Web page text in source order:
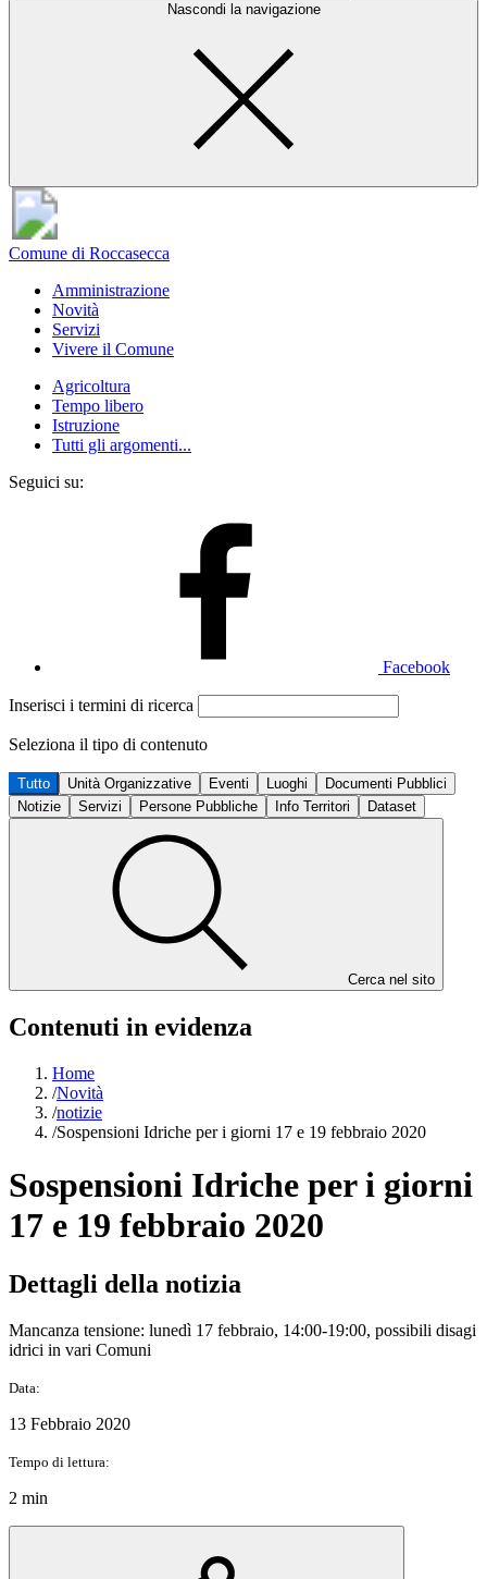
Nascondi la navigazione
Comune di Roccasecca
Amministrazione
Novità
Servizi
Vivere il Comune
Agricoltura
Tempo libero
Istruzione
Tutti gli argomenti...
Seguici su:
Facebook
Inserisci i termini di ricerca
Seleziona il tipo di contenuto
Tutto Unità Organizzative Eventi Luoghi
Documenti Pubblici
Notizie
Servizi Persone Pubbliche Info Territori Dataset
Cerca nel sito
Contenuti in evidenza
Home
/Novità
/notizie
/Sospensioni Idriche per i giorni 17 e 19 febbraio 2020
Sospensioni Idriche per i giorni
17 e 19 febbraio 2020
Dettagli della notizia
Mancanza tensione: lunedì 17 febbraio, 14:00-19:00, possibili disagi
idrici in vari Comuni
Data:
13 Febbraio 2020
Tempo di lettura:
2 min